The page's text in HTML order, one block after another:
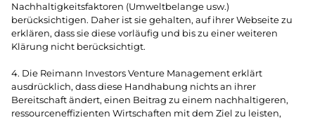
Nachhaltigkeitsfaktoren (Umweltbelange usw.)
berücksichtigen. Daher ist sie gehalten, auf ihrer Webseite zu
erklären, dass sie diese vorläufig und bis zu einer weiteren
Klärung nicht berücksichtigt.
4. Die Reimann Investors Venture Management erklärt
ausdrücklich, dass diese Handhabung nichts an ihrer
Bereitschaft ändert, einen Beitrag zu einem nachhaltigeren,
ressourceneffizienten Wirtschaften mit dem Ziel zu leisten,